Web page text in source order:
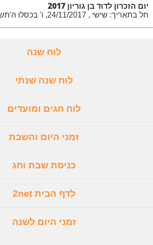
יום הזכרון לדוד בן גוריון 2017
חל בתאריך: שישי , 24/11/2017, ו' בכסלו ה'תשע"ח
לוח שנה
לוח שנה שנתי
לוח חגים ומועדים
זמני היום והשבת
כניסת שבת וחג
לדף הבית 2net
זמני היום לשנה